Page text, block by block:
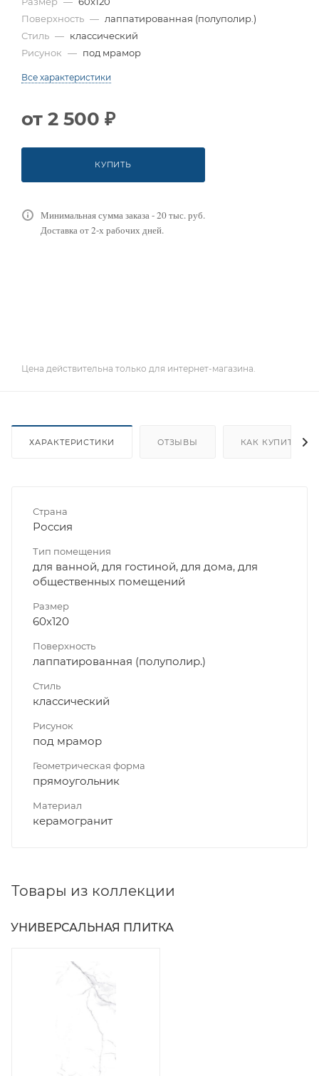
Поверхность — лаппатированная (полуполир.)
Стиль — классический
Рисунок — под мрамор
Все характеристики
от 2 500 ₽
КУПИТЬ
Минимальная сумма заказа - 20 тыс. руб.
Доставка от 2-х рабочих дней.
Цена действительна только для интернет-магазина.
ХАРАКТЕРИСТИКИ ОТЗЫВЫ КАК КУПИТЬ
Страна
Россия
Тип помещения
для ванной, для гостиной, для дома, для
общественных помещений
Размер
60x120
Поверхность
лаппатированная (полуполир.)
Стиль
классический
Рисунок
под мрамор
Геометрическая форма
прямоугольник
Материал
керамогранит
Товары из коллекции
УНИВЕРСАЛЬНАЯ ПЛИТКА